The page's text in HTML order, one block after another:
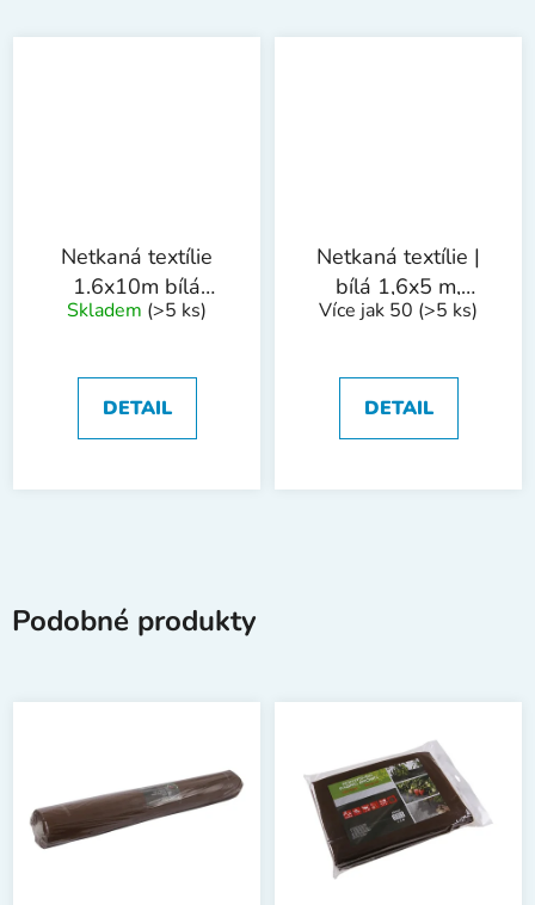
Netkaná textílie
1.6x10m bílá
17g/m2
Skladem (>5 ks)
DETAIL
Netkaná textílie |
bílá 1,6x5 m,
17g/m2
Více jak 50 (>5 ks)
DETAIL
Podobné produkty